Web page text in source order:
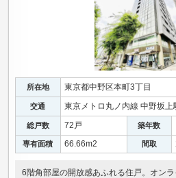
所在地 東京都中野区本町3丁目
交通 東京メトロ丸ノ内線 中野坂上
総戸数 72戸 築年数
専有面積 66.66m2 間取
6階角部屋の開放感あふれる住戸。オン